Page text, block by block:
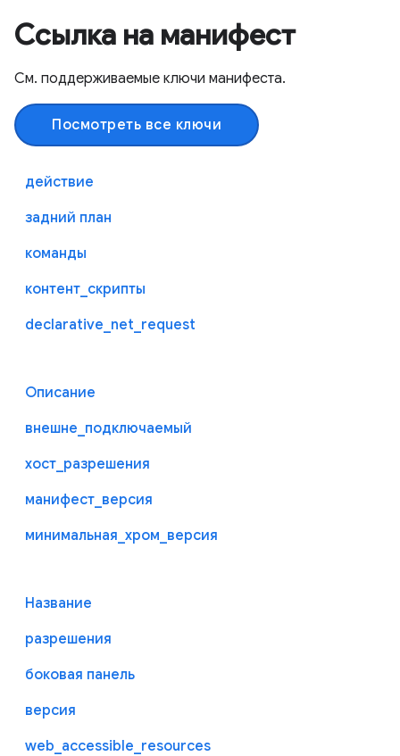
Ссылка на манифест
См. поддерживаемые ключи манифеста.
Посмотреть все ключи
действие
задний план
команды
контент_скрипты
declarative_net_request
Описание
внешне_подключаемый
хост_разрешения
манифест_версия
минимальная_хром_версия
Название
разрешения
боковая панель
версия
web_accessible_resources